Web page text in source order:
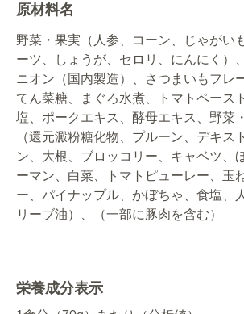
原材料名
野菜・果実（人参、コーン、じゃがい
ーツ、しょうが、セロリ、にんにく）
ニオン（国内製造）、さつまいもフレ
てん菜糖、まぐろ水煮、トマトペース
塩、ポークエキス、酵母エキス、野菜
（還元澱粉糖化物、プルーン、デキス
ン、大根、ブロッコリー、キャベツ、
ーマン、白菜、トマトピューレー、玉
ー、パイナップル、かぼちゃ、食塩、
リーブ油）、（一部に豚肉を含む）
栄養成分表示